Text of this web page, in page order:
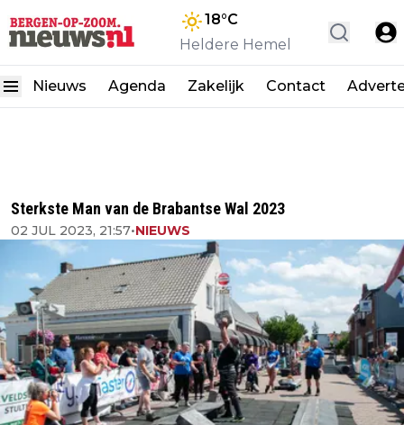
18°C
Heldere Hemel
Nieuws Agenda Zakelijk Contact
Sterkste Man van de Brabantse Wal 2023
02 JUL 2023, 21:57•NIEUWS